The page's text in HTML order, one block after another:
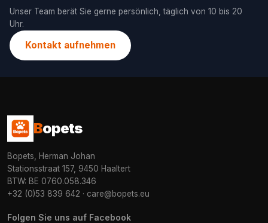
Unser Team berät Sie gerne persönlich, täglich von 10 bis 20
Uhr.
Kontakt aufnehmen
Bopets
Bopets, Herman Johan
Stationsstraat 157, 9450 Haaltert
BTW: BE 0760.058.346
+32 (0)53 839 642 · care@bopets.eu
Folgen Sie uns auf Facebook